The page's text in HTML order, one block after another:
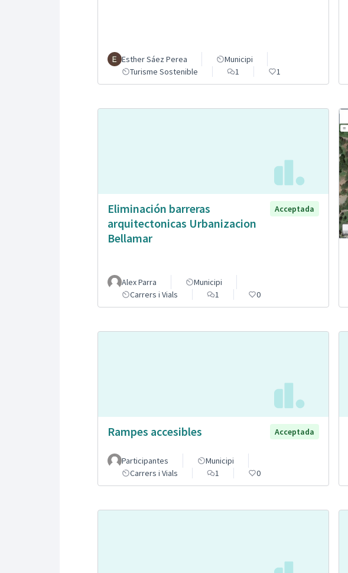
Esther Sáez Perea
Municipi
Turisme Sostenible
1 1
Eliminación barreras
arquitectonicas Urbanizacion
Bellamar
Acceptada
Alex Parra
Municipi
Carrers i Vials
1 0
Rampes accesibles Acceptada
Participantes
Municipi
Carrers i Vials
1 0